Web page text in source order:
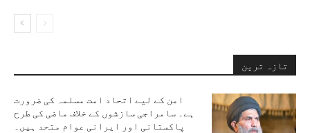
تازہ ترین
امن کے لیے اتحاد امت مسلمہ کی ضرورت
ہے۔ سامراجی سازشوں کے خلاف ماضی کی طرح
پاکستانی اور ایرانی عوام متحد ہیں۔